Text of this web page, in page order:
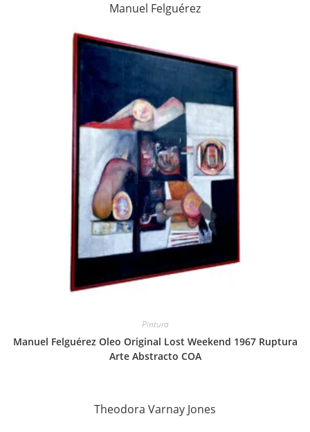
Manuel Felguérez
Pintura
Manuel Felguérez Oleo Original Lost Weekend 1967 Ruptura
Arte Abstracto COA
Theodora Varnay Jones